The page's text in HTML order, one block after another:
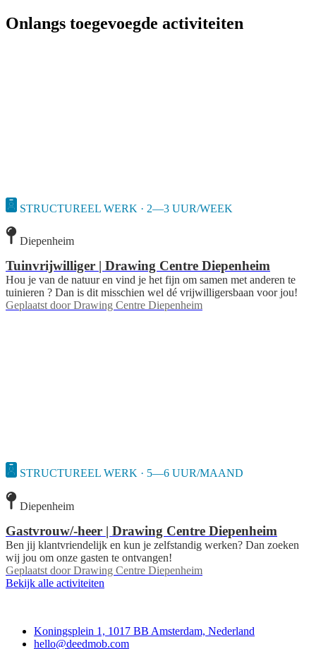
Onlangs toegevoegde activiteiten
STRUCTUREEL WERK · 2—3 UUR/WEEK
Diepenheim
Tuinvrijwilliger | Drawing Centre Diepenheim
Hou je van de natuur en vind je het fijn om samen met anderen te
tuinieren ? Dan is dit misschien wel dé vrijwilligersbaan voor jou!
Geplaatst door Drawing Centre Diepenheim
STRUCTUREEL WERK · 5—6 UUR/MAAND
Diepenheim
Gastvrouw/-heer | Drawing Centre Diepenheim
Ben jij klantvriendelijk en kun je zelfstandig werken? Dan zoeken
wij jou om onze gasten te ontvangen!
Geplaatst door Drawing Centre Diepenheim
Bekijk alle activiteiten
Koningsplein 1, 1017 BB Amsterdam, Nederland
hello@deedmob.com